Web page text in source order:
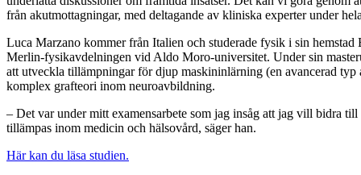
från akutmottagningar, med deltagande av kliniska experter under
Luca Marzano kommer från Italien och studerade fysik i sin
Merlin-fysikavdelningen vid Aldo Moro-universitet. Under sin
att utveckla tillämpningar för djup maskininlärning (en avancerad
komplex grafteori inom neuroavbildning.
– Det var under mitt examensarbete som jag insåg att jag vill bidra
tillämpas inom medicin och hälsovård, säger han.
Här kan du läsa studien.